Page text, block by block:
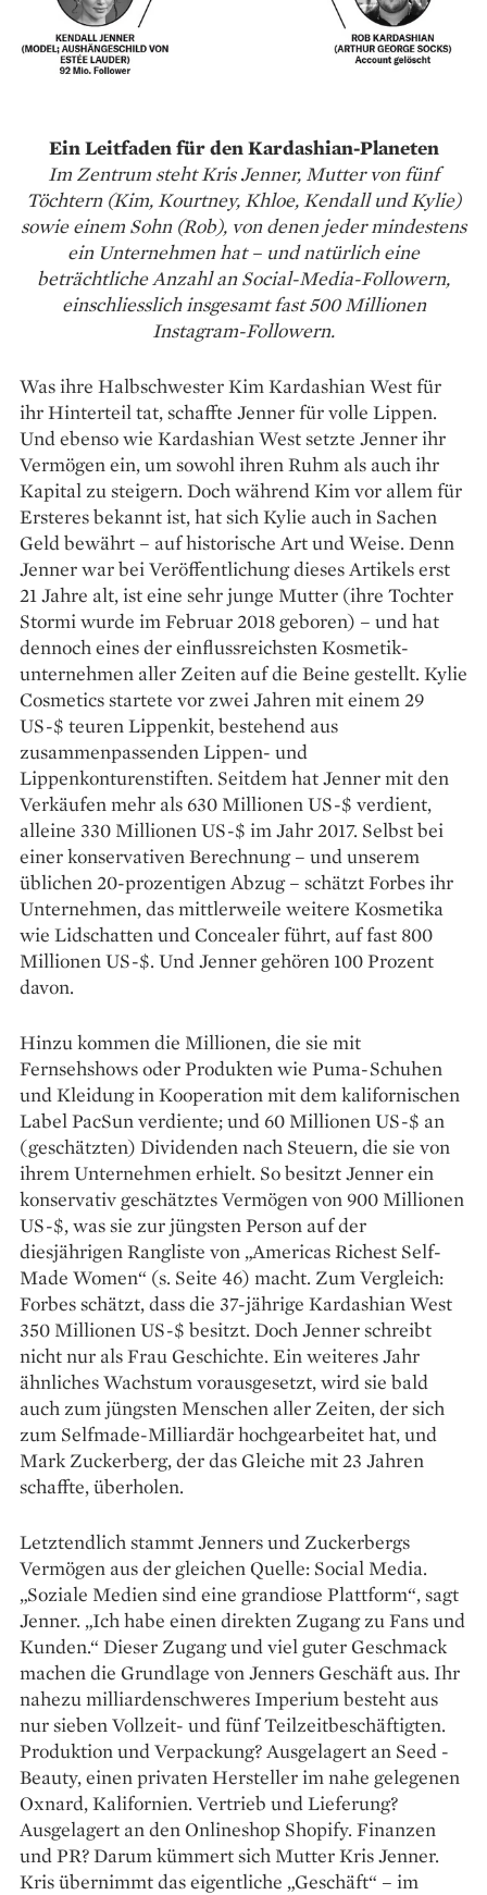
Ein Leitfaden für den Kardashian-Planeten
Im Zentrum steht Kris Jenner, Mutter von fünf
Töchtern (Kim, Kourtney, Khloe, Kendall und Kylie)
sowie einem Sohn (Rob), von denen jeder mindestens
ein Unternehmen hat – und natürlich eine
beträchtliche Anzahl an Social-Media-Followern,
einschliesslich insgesamt fast 500 Millionen
Instagram-Followern.
Was ihre Halbschwester Kim Kardashian West für
ihr Hinterteil tat, schaffte Jenner für volle Lippen.
Und ebenso wie Kardashian West setzte ­Jenner ihr
Vermögen ein, um sowohl ihren Ruhm als auch ihr
Kapital zu steigern. Doch während Kim vor allem für
Ersteres bekannt ist, hat sich Kylie auch in Sachen
Geld bewährt – auf historische Art und Weise. Denn
Jen­ner war bei Veröffentlichung dieses ­Artikels erst
21 Jahre alt, ist eine sehr junge Mutter (ihre Tochter
Stormi wurde im Februar 2018 geboren) – und hat
dennoch eines der einflussreichsten Kosmetik­
unternehmen aller Zeiten auf die Beine gestellt. Kylie
Cosmetics startete vor zwei Jahren mit einem 29
US-$ teuren Lippenkit, bestehend aus
zusammenpassenden Lippen- und
Lippenkonturenstiften. Seitdem hat Jen­ner mit den
Verkäufen mehr als 630 Millio­nen US-$ verdient,
alleine 330 Millio­nen US-$ im Jahr 2017. Selbst bei
einer konservativen Berechnung – und ­unserem
üblichen 20-prozentigen Abzug – schätzt Forbes ihr
Unternehmen, das mittlerweile weitere Kosmetika
wie Lidschatten und Concealer führt, auf fast 800
Millionen US-$. Und Jenner gehören 100 Prozent
davon.
Hinzu kommen die Millionen, die sie mit
Fernsehshows oder ­Produkten wie Puma-Schuhen
und Kleidung in Kooperation mit dem kalifornischen
Label PacSun verdiente; und 60 Millionen US-$ an
(geschätzten) Dividenden nach Steuern, die sie von
ihrem Unternehmen erhielt. So besitzt Jenner ein
konservativ geschätztes Ver­mögen von 900 Millio­nen
US-$, was sie zur jüngsten Person auf der
diesjährigen Rangliste von „Americas Richest Self-
Made Women“ (s. Seite 46) macht. Zum Vergleich:
Forbes schätzt, dass die 37-jährige Kardashian West
350 Millionen US-$ besitzt. Doch Jenner schreibt
nicht nur als Frau Geschichte. Ein weiteres Jahr
ähnliches Wachstum vorausgesetzt, wird sie bald
auch zum jüngsten Menschen aller Zeiten, der sich
zum Self­made-Milliardär hochgearbeitet hat, und
Mark Zuckerberg, der das Gleiche mit 23 Jahren
schaffte, überholen.
Letztendlich stammt Jenners und Zuckerbergs
Vermögen aus der gleichen Quelle: Social Media.
„Soziale Medien sind eine grandiose Plattform“, sagt
Jenner. „Ich habe einen direkten Zugang zu Fans und
Kunden.“ Dieser Zugang und viel guter Geschmack
machen die Grundlage von Jenners Geschäft aus. Ihr
nahezu milliardenschweres Imperium besteht aus
nur sieben Vollzeit- und fünf Teilzeit­beschäftigten.
Produktion und Verpackung? Ausgelagert an Seed ­
Beauty, einen privaten Hersteller im nahe ­gelegenen
Oxnard, Kalifornien. Vertrieb und Lieferung?
Ausgelagert an den Onlineshop Shopify. Finanzen
und PR? Darum kümmert sich ­Mutter Kris Jenner.
Kris übernimmt das eigentliche „Geschäft“ – im